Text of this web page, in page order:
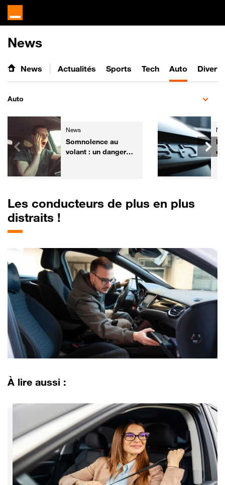
News
News Actualités Sports Tech Auto
Auto
News
Somnolence au
volant : un danger
Les conducteurs de plus en plus
distraits !
À lire aussi :